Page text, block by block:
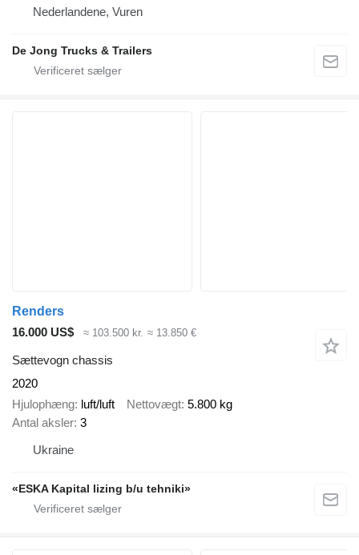
Nederlandene, Vuren
De Jong Trucks & Trailers
Renders
16.000 US$
≈ 103.500 kr. ≈ 13.850 €
Sættevogn chassis
2020
Hjulophæng luft/luft Nettovægt 5.800 kg
Antal aksler 3
Ukraine
«ESKA Kapital lizing b/u tehniki»